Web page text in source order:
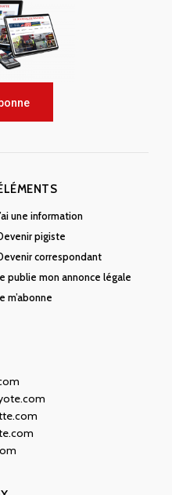
une information
pigiste
correspondant
publie mon annonce légale
m’abonne